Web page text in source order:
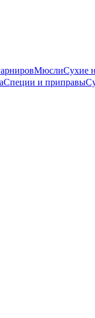
МюслиСухие
Специи и приправы